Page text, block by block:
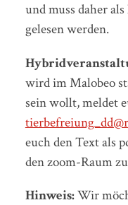
und muss daher
gelesen werden.
wird im Malobeo
sein wollt, meldet
euch den Text als
den zoom-Raum
Hinweis:Wir